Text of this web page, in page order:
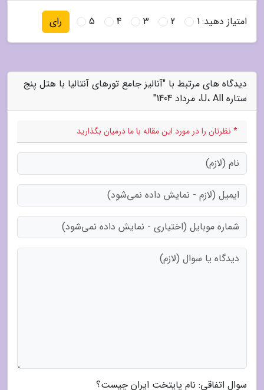
امتیاز دهید:1
2
3
4
5 رای
دیدگاه های مرتبط با "آنالیز جامع تورهای آنتالیا با هتل پنج
ستاره U، All، مرداد 1404"
* نظرتان را در مورد این مقاله با ما درمیان بگذارید
سوال اتفاقی: نام پایتخت ایران چیست؟